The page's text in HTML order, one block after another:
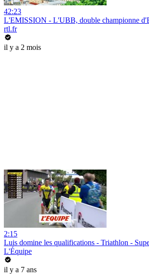
42:23
L'EMISSION - L'UBB, double championne
rtl.fr
il y a 2 mois
2:15
Luis domine les qualifications - Triathlon -
L'Équipe
il y a 7 ans